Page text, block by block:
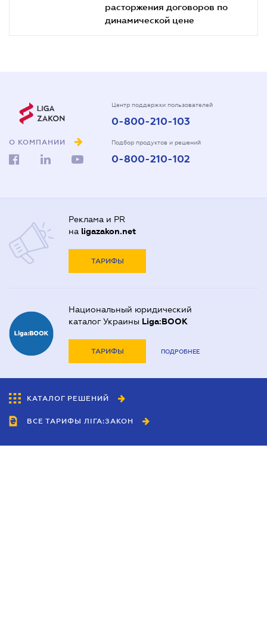
расторжения договоров по
динамической цене
О КОМПАНИИ
Центр поддержки пользователей
0-800-210-103
Подбор продуктов и решений
0-800-210-102
Реклама и PR
на ligazakon.net
ТАРИФЫ
Национальный юридический
каталог Украины Liga:BOOK
ТАРИФЫ ПОДРОБНЕЕ
КАТАЛОГ РЕШЕНИЙ
ВСЕ ТАРИФЫ ЛІГА:ЗАКОН